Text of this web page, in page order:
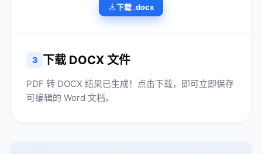
下载 .docx
3 下载 DOCX 文件
PDF 转 DOCX 结果已生成！点击下载，即可立即保存
可编辑的 Word 文档。